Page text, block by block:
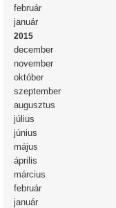
február
január
2015
december
november
október
szeptember
augusztus
július
június
május
április
március
február
január